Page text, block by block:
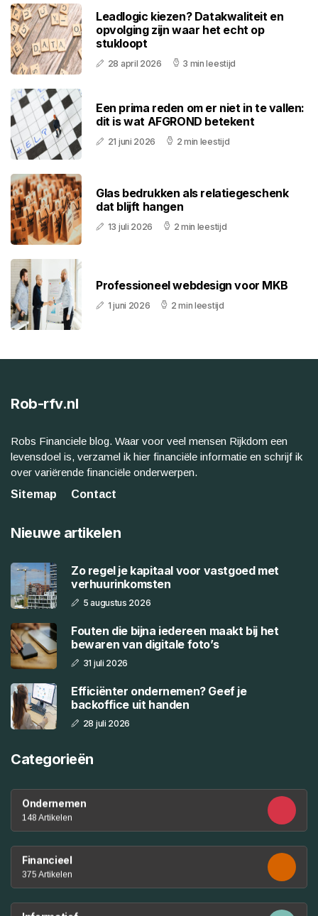
Leadlogic kiezen? Datakwaliteit en
opvolging zijn waar het echt op
stukloopt
28 april 2026 3 min leestijd
Een prima reden om er niet in te vallen:
dit is wat AFGROND betekent
21 juni 2026 2 min leestijd
Glas bedrukken als relatiegeschenk
dat blijft hangen
13 juli 2026 2 min leestijd
Professioneel webdesign voor MKB
1 juni 2026 2 min leestijd
Rob-rfv.nl
Robs Financiele blog. Waar voor veel mensen Rijkdom een
levensdoel is, verzamel ik hier financiële informatie en schrijf ik
over variërende financiële onderwerpen.
Sitemap
Contact
Nieuwe artikelen
Zo regel je kapitaal voor vastgoed met
verhuurinkomsten
5 augustus 2026
Fouten die bijna iedereen maakt bij het
bewaren van digitale foto’s
31 juli 2026
Efficiënter ondernemen? Geef je
backoffice uit handen
28 juli 2026
Categorieën
Ondernemen
148 Artikelen
Financieel
375 Artikelen